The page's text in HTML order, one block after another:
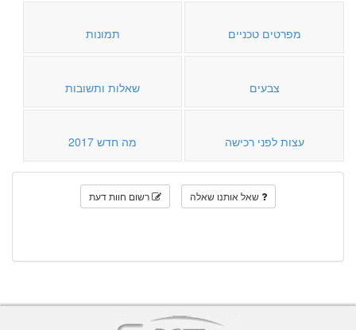
מפרטים טכניים תמונות
צבעים שאלות ותשובות
עצות לפני רכישה מה חדש 2017
שאל אותנו שאלה רשום חוות דעת